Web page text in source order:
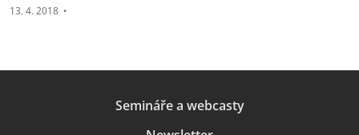
13. 4. 2018 •
Semináře a webcasty